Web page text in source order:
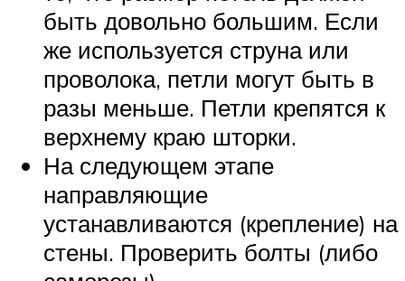
быть довольно большим. Если
же используется струна или
проволока, петли могут быть в
разы меньше. Петли крепятся к
верхнему краю шторки.
На следующем этапе
направляющие
устанавливаются (крепление) на
стены. Проверить болты (либо